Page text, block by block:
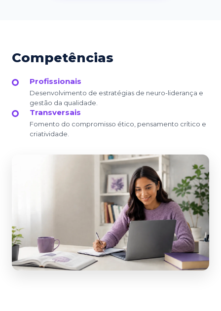
Competências
Profissionais
Desenvolvimento de estratégias de neuro-liderança e
gestão da qualidade.
Transversais
Fomento do compromisso ético, pensamento crítico e
criatividade.